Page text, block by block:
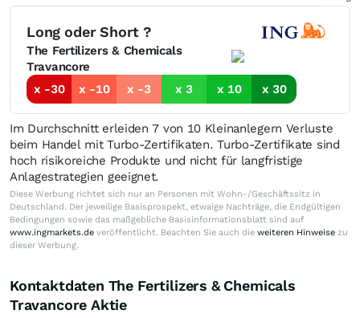
Long oder Short ?
The Fertilizers & Chemicals
Travancore
x -30
x -10 x -3 x 3 x 10 x 30
Im Durchschnitt erleiden 7 von 10 Kleinanlegern Verluste
beim Handel mit Turbo-Zertifikaten. Turbo-Zertifikate sind
hoch risikoreiche Produkte und nicht für langfristige
Anlagestrategien geeignet.
Diese Werbung richtet sich nur an Personen mit Wohn-/Geschäftssitz in
Deutschland. Der jeweilige Basisprospekt, etwaige Nachträge, die Endgültigen
Bedingungen sowie das maßgebliche Basisinformationsblatt sind auf
www.ingmarkets.de veröffentlicht. Beachten Sie auch die weiteren Hinweise zu
dieser Werbung.
Kontaktdaten The Fertilizers & Chemicals
Travancore Aktie